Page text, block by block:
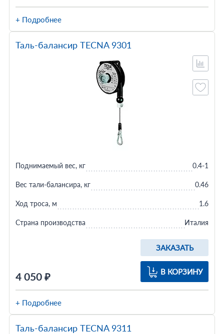
+ Подробнее
Таль-балансир TECNA 9301
4 050 ₽
ЗАКАЗАТЬ
В КОРЗИНУ
Поднимаемый вес, кг 0.4-1
Вес тали-балансира, кг 0.46
Ход троса, м 1.6
Страна производства Италия
+ Подробнее
Таль-балансир TECNA 9311